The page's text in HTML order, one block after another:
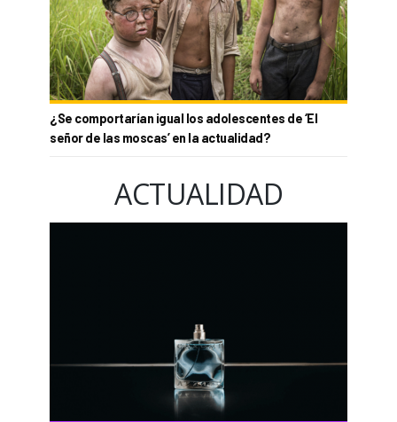
¿Se comportarían igual los adolescentes de ‘El
señor de las moscas’ en la actualidad?
ACTUALIDAD